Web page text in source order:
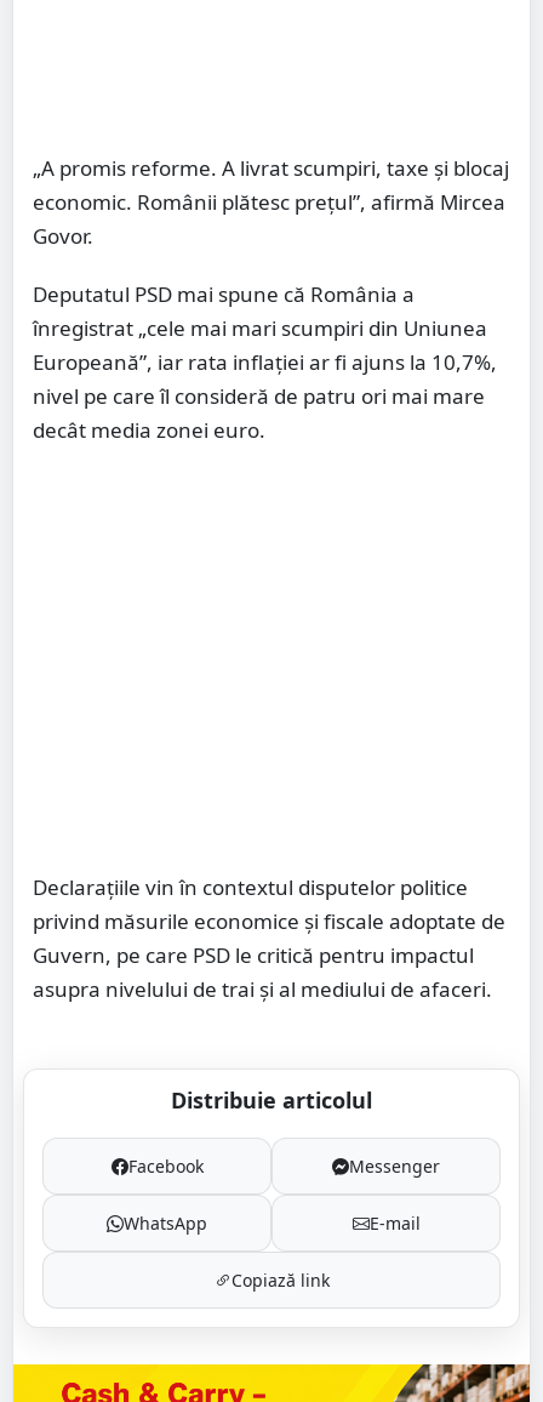
„A promis reforme. A livrat scumpiri, taxe și blocaj
economic. Românii plătesc prețul”, afirmă Mircea
Govor.
Deputatul PSD mai spune că România a
înregistrat „cele mai mari scumpiri din Uniunea
Europeană”, iar rata inflației ar fi ajuns la 10,7%,
nivel pe care îl consideră de patru ori mai mare
decât media zonei euro.
Declarațiile vin în contextul disputelor politice
privind măsurile economice și fiscale adoptate de
Guvern, pe care PSD le critică pentru impactul
asupra nivelului de trai și al mediului de afaceri.
Distribuie articolul
Facebook Messenger
WhatsApp E-mail
Copiază link